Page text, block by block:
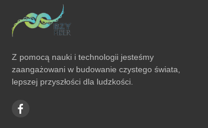
Z pomocą nauki i technologii jesteśmy
zaangażowani w budowanie czystego świata,
lepszej przyszłości dla ludzkości.